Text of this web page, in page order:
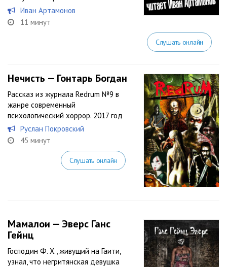
Иван Артамонов
11 минут
Слушать онлайн
Нечисть — Гонтарь Богдан
Рассказ из журнала Redrum №9 в
жанре современный
психологический хоррор. 2017 год
Руслан Покровский
45 минут
Слушать онлайн
Мамалои — Эверс Ганс
Гейнц
Господин Ф. Х., живущий на Гаити,
узнал, что негритянская девушка